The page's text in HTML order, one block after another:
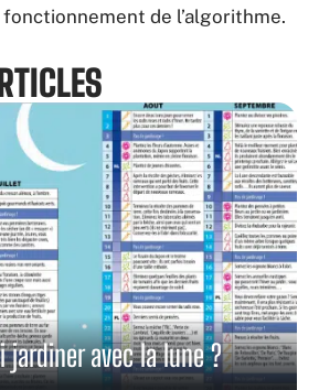
de l’algorithme.
jardiner avec la lune ?